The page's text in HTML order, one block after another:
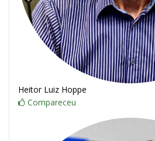
Heitor Luiz Hoppe
Compareceu